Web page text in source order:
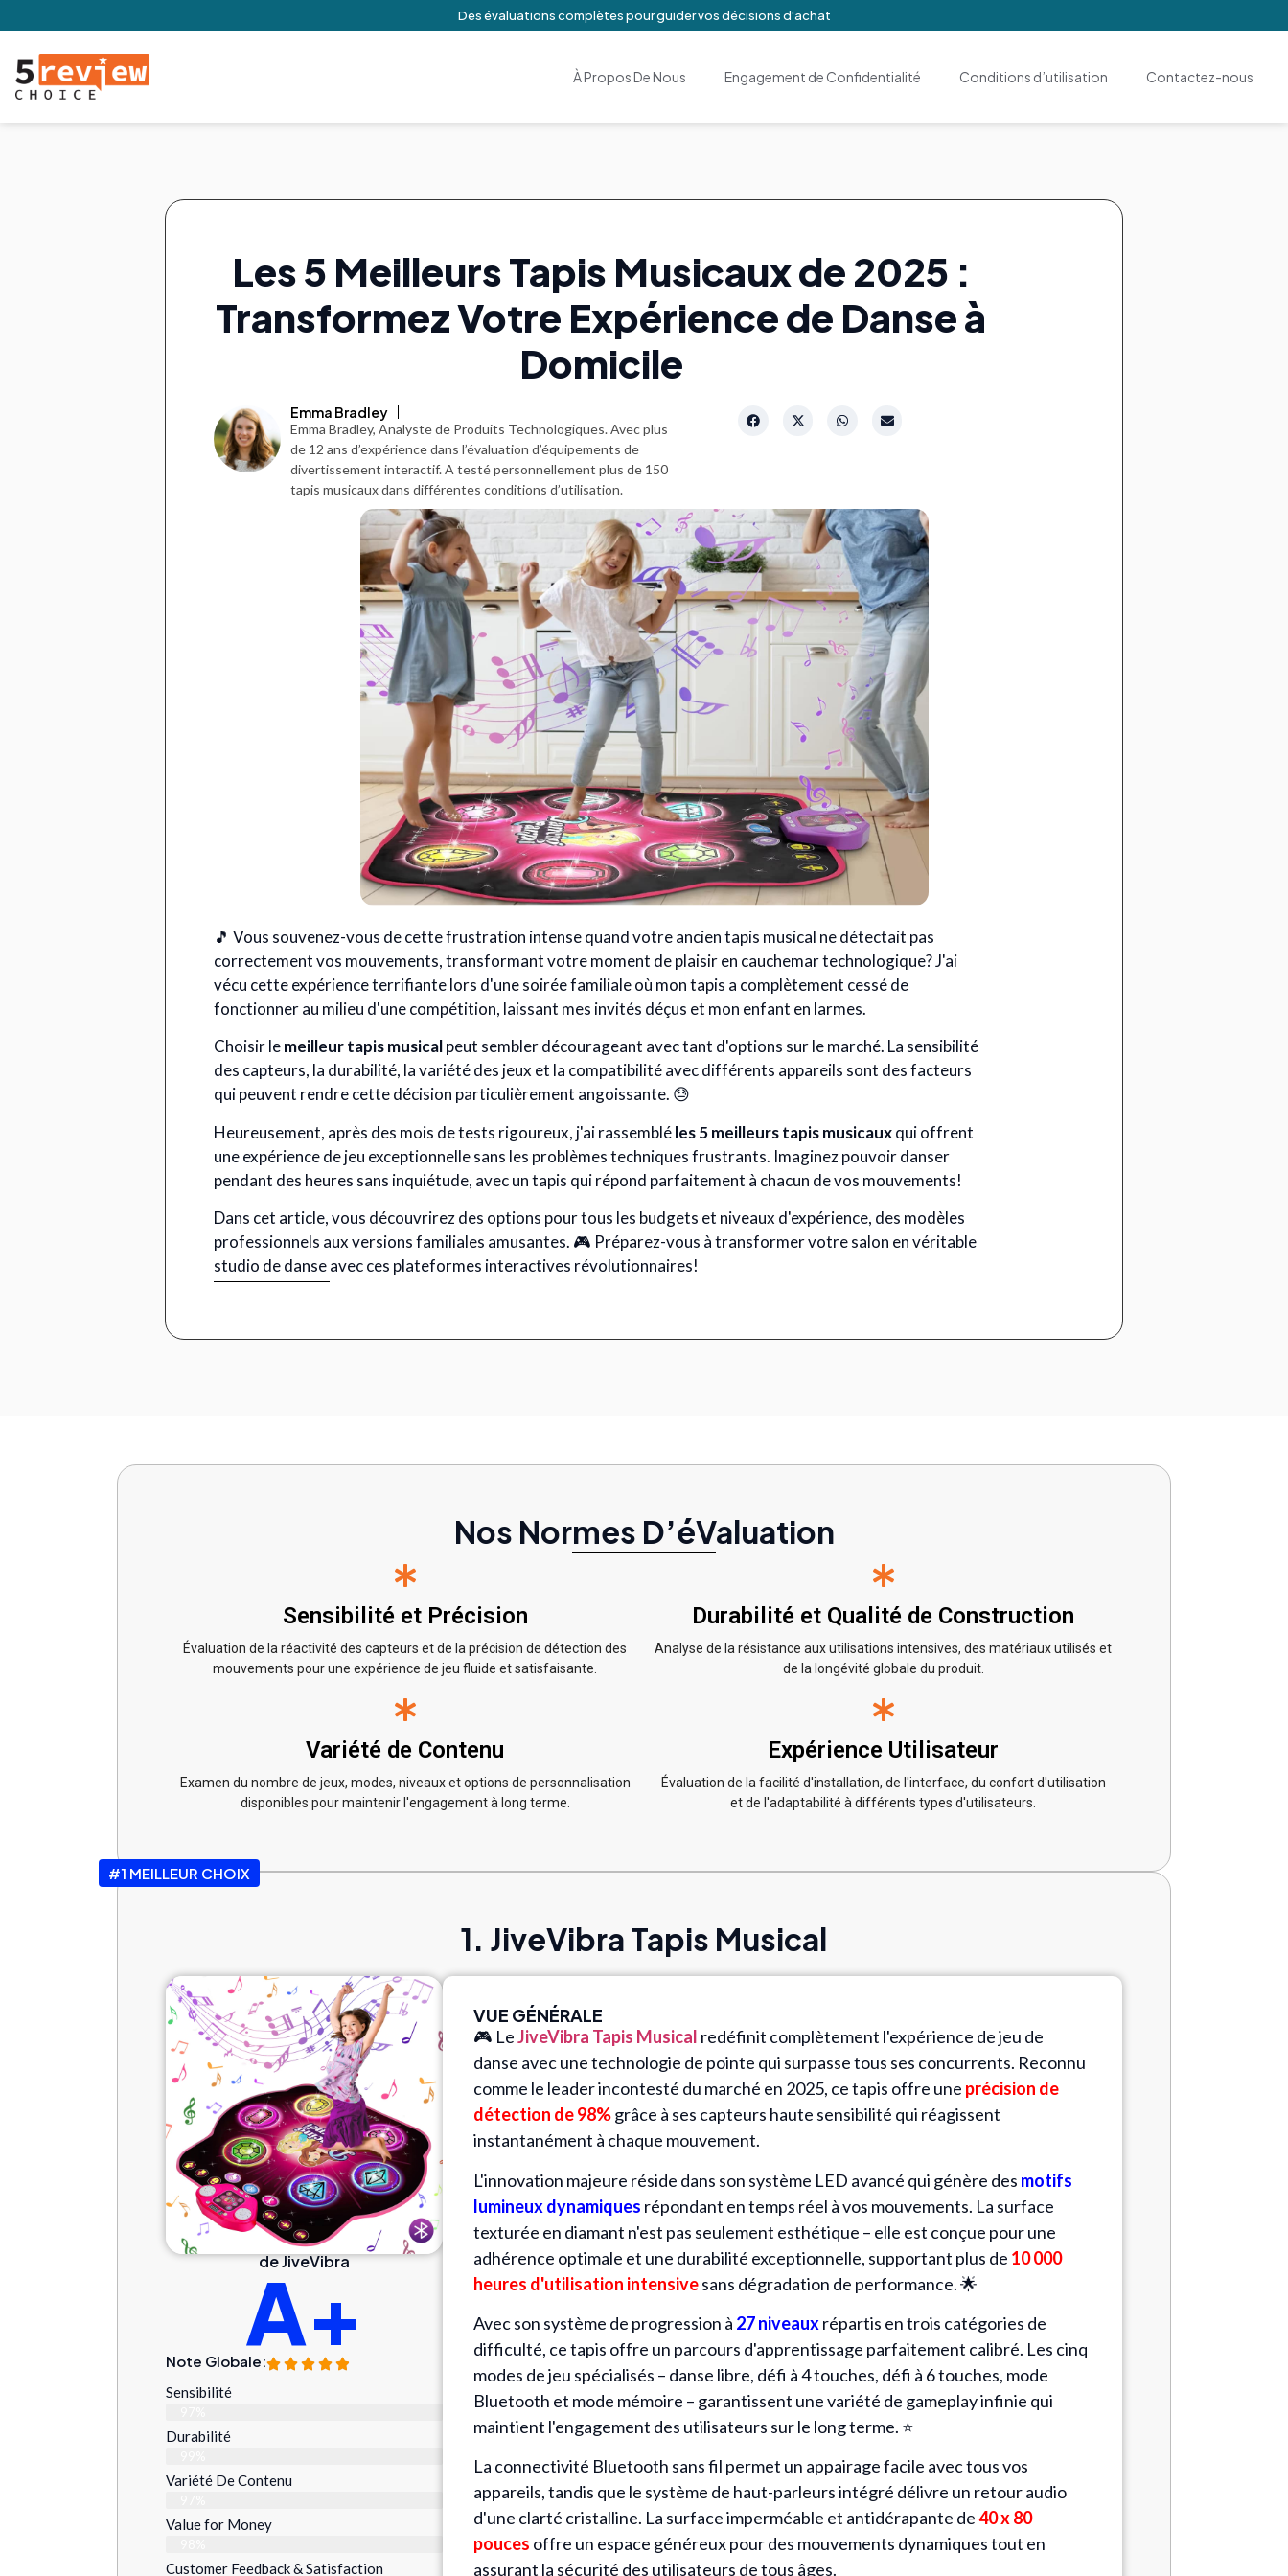
Des évaluations complètes pour guider vos décisions d'achat
À Propos De Nous Engagement de Confidentialité Conditions d’utilisation Contactez-nous
Les 5 Meilleurs Tapis Musicaux de 2025 :
Transformez Votre Expérience de Danse à
Domicile
Emma Bradley
Emma Bradley, Analyste de Produits Technologiques. Avec plus
de 12 ans d’expérience dans l’évaluation d’équipements de
divertissement interactif. A testé personnellement plus de 150
tapis musicaux dans différentes conditions d’utilisation.
🎵 Vous souvenez-vous de cette frustration intense quand votre ancien tapis musical ne détectait pas
correctement vos mouvements, transformant votre moment de plaisir en cauchemar technologique? J'ai
vécu cette expérience terrifiante lors d'une soirée familiale où mon tapis a complètement cessé de
fonctionner au milieu d'une compétition, laissant mes invités déçus et mon enfant en larmes.
Choisir lemeilleur tapis musicalpeut sembler décourageant avec tant d'options sur le marché. La sensibilité
des capteurs, la durabilité, la variété des jeux et la compatibilité avec différents appareils sont des facteurs
qui peuvent rendre cette décision particulièrement angoissante. 😓
Heureusement, après des mois de tests rigoureux, j'ai rassembléles 5 meilleurs tapis musicauxqui offrent
une expérience de jeu exceptionnelle sans les problèmes techniques frustrants. Imaginez pouvoir danser
pendant des heures sans inquiétude, avec un tapis qui répond parfaitement à chacun de vos mouvements!
Dans cet article, vous découvrirez des options pour tous les budgets et niveaux d'expérience, des modèles
professionnels aux versions familiales amusantes. 🎮 Préparez-vous à transformer votre salon en véritable
studio de danse avec ces plateformes interactives révolutionnaires!
Nos Normes D’éValuation
Sensibilité et Précision
Évaluation de la réactivité des capteurs et de la précision de détection des
mouvements pour une expérience de jeu fluide et satisfaisante.
Durabilité et Qualité de Construction
Analyse de la résistance aux utilisations intensives, des matériaux utilisés et
de la longévité globale du produit.
Variété de Contenu
Examen du nombre de jeux, modes, niveaux et options de personnalisation
disponibles pour maintenir l'engagement à long terme.
Expérience Utilisateur
Évaluation de la facilité d'installation, de l'interface, du confort d'utilisation
et de l'adaptabilité à différents types d'utilisateurs.
#1 MEILLEUR CHOIX
1. JiveVibra Tapis Musical
de JiveVibra
A+
Note Globale:
Sensibilité
Durabilité
Variété De Contenu
Value for Money
Customer Feedback & Satisfaction​
VUE GÉNÉRALE
🎮 LeJiveVibra Tapis Musical redéfinit complètement l'expérience de jeu de
danse avec une technologie de pointe qui surpasse tous ses concurrents. Reconnu
comme le leader incontesté du marché en 2025, ce tapis offre une précision de
détection de 98%grâce à ses capteurs haute sensibilité qui réagissent
instantanément à chaque mouvement.
L'innovation majeure réside dans son système LED avancé qui génère des motifs
lumineux dynamiques répondant en temps réel à vos mouvements. La surface
texturée en diamant n'est pas seulement esthétique – elle est conçue pour une
adhérence optimale et une durabilité exceptionnelle, supportant plus de 10 000
heures d'utilisation intensivesans dégradation de performance. 🌟
Avec son système de progression à 27 niveauxrépartis en trois catégories de
difficulté, ce tapis offre un parcours d'apprentissage parfaitement calibré. Les cinq
modes de jeu spécialisés – danse libre, défi à 4 touches, défi à 6 touches, mode
Bluetooth et mode mémoire – garantissent une variété de gameplay infinie qui
maintient l'engagement des utilisateurs sur le long terme. ⭐
La connectivité Bluetooth sans fil permet un appairage facile avec tous vos
appareils, tandis que le système de haut-parleurs intégré délivre un retour audio
d'une clarté cristalline. La surface imperméable et antidérapante de40 x 80
pouces offre un espace généreux pour des mouvements dynamiques tout en
assurant la sécurité des utilisateurs de tous âges.